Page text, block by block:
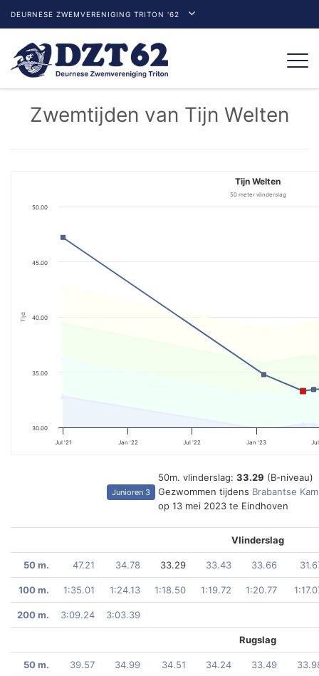
DEURNESE ZWEMVERENIGING TRITON '62
Zwemtijden van Tijn Welten
Tijd
Tijn Welten
50 meter vlinderslag
Jul '21 Jan '22 Jul '22 Jan '23
30.00
35.00
40.00
45.00
50.00
Junioren 3
50m. vlinderslag: 33.29 (B-niveau)
Gezwommen tijdens Brabantse
op 13 mei 2023 te Eindhoven
Vlinderslag
50 m. 47.21 34.78 33.29 33.43 33.66
100 m. 1:35.01 1:24.13 1:18.50 1:19.72 1:20.77
200 m. 3:09.24 3:03.39
Rugslag
50 m. 39.57 34.99 34.51 34.24 33.49